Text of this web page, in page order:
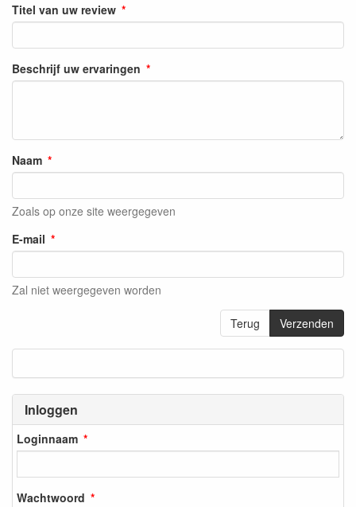
Inloggen
Loginnaam
Wachtwoord
Titel van uw review
Beschrijf uw ervaringen
Naam
Zoals op onze site weergegeven
E-mail
Zal niet weergegeven worden
Terug Verzenden